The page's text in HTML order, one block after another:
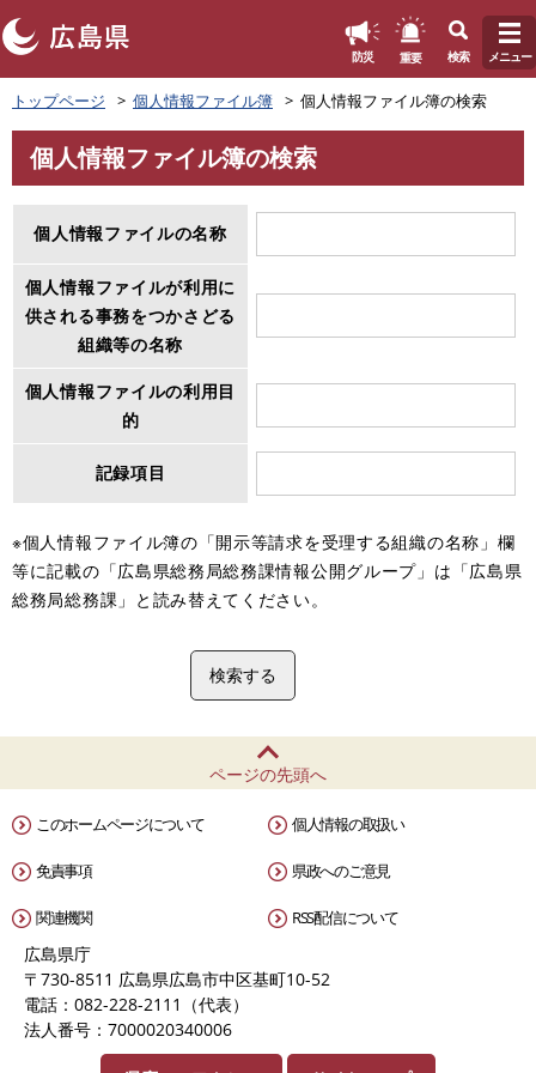
ペ
ー
ジ
先
防災 重要 検索 メニュー
トップページ 個人情報ファイル簿 個人情報ファイル簿の検索
文
個人情報ファイル簿の検索
個人情報ファイルの名称
個人情報ファイルが利用に
供される事務をつかさどる
組織等の名称
個人情報ファイルの利用目
的
記録項目
※個人情報ファイル簿の「開示等請求を受理する組織の名称」欄
等に記載の「広島県総務局総務課情報公開グループ」は「広島県
総務局総務課」と読み替えてください。
ページの先頭へ
このホームページについて 個人情報の取扱い
免責事項 県政へのご意見
関連機関 RSS配信について
広島県庁
〒730-8511 広島県広島市中区基町10-52
電話：082-228-2111（代表）
法人番号：7000020340006